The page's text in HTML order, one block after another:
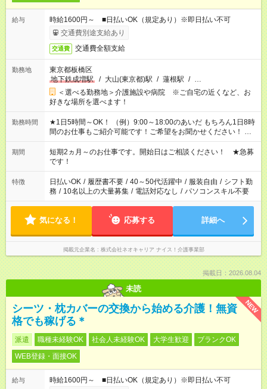
給与
時給1600円～ ■日払いOK（規定あり）※即日払い不可
交通費別途支給あり
交通費 交通費全額支給
勤務地
東京都板橋区
地下鉄成増駅
/ 大山(東京都)駅 / 蓮根駅 / …
＜選べる勤務地＞介護施設や病院 ※ご自宅の近くなど、お
好きな場所を選べます！
勤務時間
★1日5時間～OK！ （例）9:00～18:00のあいだ もちろん1日8時
間のお仕事もご紹介可能です！ご希望をお聞かせください！ ※
週最低15時間以上の勤務が必要です
期間
短期2ヵ月～のお仕事です。開始日はご相談ください！ ★急募
です！
特徴 日払いOK / 履歴書不要 / 40～50代活躍中 / 服装自由 / シフト勤
務 / 10名以上の大量募集 / 電話対応なし / パソコンスキル不要
気になる！ 応募する 詳細へ
掲載元企業名 株式会社ネオキャリア ナイス！介護事業部
掲載日：2026.08.04
未読
NEW
シーツ・枕カバーの交換から始める介護！無資
格でも稼げる＊
派遣 職種未経験OK 社会人未経験OK 大学生歓迎
ブランクOK
WEB登録・面接OK
給与 時給1600円～ ■日払いOK（規定あり）※即日払い不可